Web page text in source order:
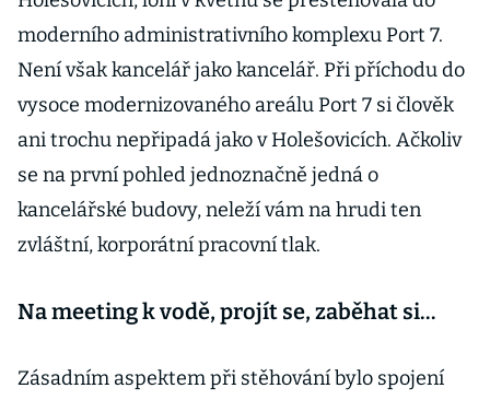
moderního administrativního komplexu Port 7.
Není však kancelář jako kancelář. Při příchodu do
vysoce modernizovaného areálu Port 7 si člověk
ani trochu nepřipadá jako v Holešovicích. Ačkoliv
se na první pohled jednoznačně jedná o
kancelářské budovy, neleží vám na hrudi ten
zvláštní, korporátní pracovní tlak.
Na meeting k vodě, projít se, zaběhat si…
Zásadním aspektem při stěhování bylo spojení